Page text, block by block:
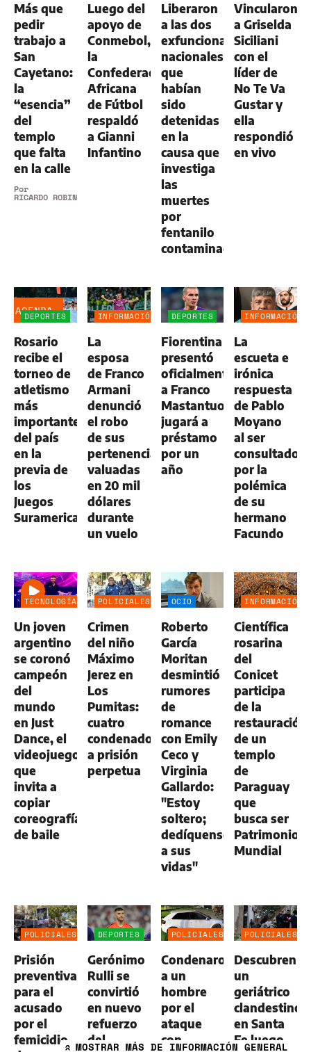
Más que
pedir
trabajo a
San
Cayetano:
la
“esencia”
del
templo
que falta
en la calle
Por
RICARDO ROBINS
Luego del
apoyo de
Conmebol,
la
Confederación
Africana
de Fútbol
respaldó
a Gianni
Infantino
Liberaron
a las dos
exfuncionarias
nacionales
que
habían
sido
detenidas
en la
causa que
investiga
las
muertes
por
fentanilo
contaminado
Vincularon
a Griselda
Siciliani
con el
líder de
No Te Va
Gustar y
ella
respondió
en vivo
DEPORTES
AGENDA
Rosario
recibe el
torneo de
atletismo
más
importante
del país
en la
previa de
los
Juegos
Suramericanos
INFORMACIÓN
La
esposa
de Franco
Armani
denunció
el robo
de sus
pertenencias
valuadas
en 20 mil
dólares
durante
un vuelo
DEPORTES
Fiorentina
presentó
oficialmente
a Franco
Mastantuono:
jugará a
préstamo
por un
año
INFORMACIÓN
La
escueta e
irónica
respuesta
de Pablo
Moyano
al ser
consultado
por la
polémica
de su
hermano
Facundo
TECNOLOGÍA
Un joven
argentino
se coronó
campeón
del
mundo
en Just
Dance, el
videojuego
que
invita a
copiar
coreografías
de baile
POLICIALES
Crimen
del niño
Máximo
Jerez en
Los
Pumitas:
cuatro
condenados
a prisión
perpetua
OCIO
Roberto
García
Moritan
desmintió
rumores
de
romance
con Emily
Ceco y
Virginia
Gallardo:
"Estoy
soltero;
dedíquense
a sus
vidas"
INFORMACIÓN
Científica
rosarina
del
Conicet
participa
de la
restauración
de un
templo
de
Paraguay
que
busca ser
Patrimonio
Mundial
POLICIALES
Prisión
preventiva
para el
acusado
por el
femicidio
DEPORTES
Gerónimo
Rulli se
convirtió
en nuevo
refuerzo
del
POLICIALES
Condenaron
a un
hombre
por el
ataque
con
POLICIALES
Descubren
un
geriátrico
clandestino
en Santa
Fe luego
» MOSTRAR MÁS DE INFORMACIÓN GENERAL